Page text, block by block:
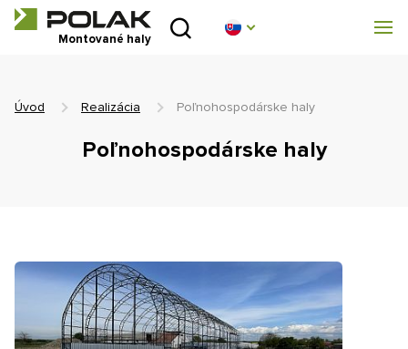
Montované haly
Úvod
Realizácia
Úvod Realizácia Poľnohospodárske haly
Poľnohospodárske haly